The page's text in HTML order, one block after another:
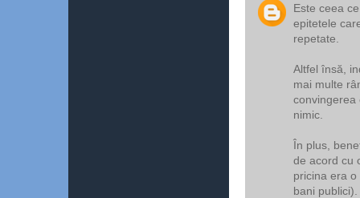
Este ceea
epitetele
repetate.
Altfel însă,
mai multe
convingerea
nimic.
În plus,
de acord cu
pricina era
bani publici).